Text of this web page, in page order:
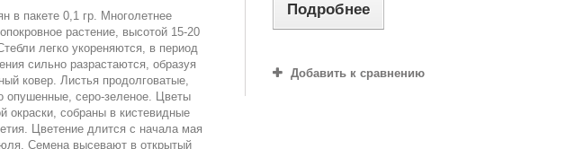
в пакете 0,1 гр. Многолетнее
растение, высотой 15-20
легко укореняются, в период
сильно разрастаются, образуя
ковер. Листья продолговатые,
опушенные, серо-зеленое. Цветы
окраски, собраны в кистевидные
Цветение длится с начала мая
Семена высевают в открытый
Подробнее
Добавить к сравнению